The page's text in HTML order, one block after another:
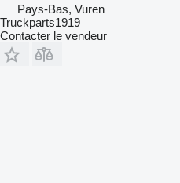
Pays-Bas, Vuren
Truckparts1919
Contacter le vendeur